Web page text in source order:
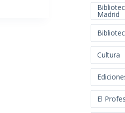
Madrid
Cultura
El